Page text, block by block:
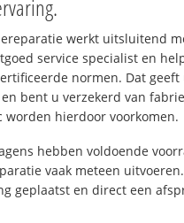
werkt uitsluitend
service specialist en
normen. Dat
bent u verzekerd van
worden hierdoor voorkomen.
hebben voldoende
vaak meteen
geplaatst en direct een